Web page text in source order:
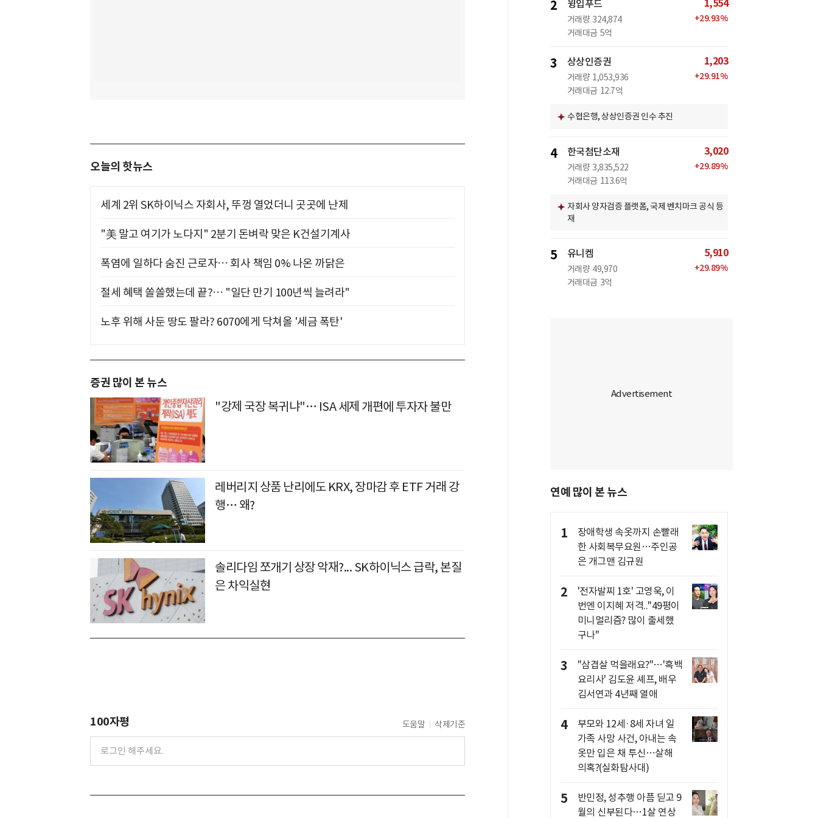
오늘의 핫뉴스
세계 2위 SK하이닉스 자회사, 뚜껑 열었더니 곳곳에 난제
"美 말고 여기가 노다지" 2분기 돈벼락 맞은 K건설기계사
폭염에 일하다 숨진 근로자… 회사 책임 0% 나온 까닭은
절세 혜택 쏠쏠했는데 끝?… "일단 만기 100년씩 늘려라"
노후 위해 사둔 땅도 팔라? 6070에게 닥쳐올 '세금 폭탄'
증권 많이 본 뉴스
"강제 국장 복귀냐"… ISA 세제 개편에 투자자 불만
레버리지 상품 난리에도 KRX, 장마감 후 ETF 거래 강
행… 왜?
솔리다임 쪼개기 상장 악재?... SK하이닉스 급락, 본질
은 차익실현
100자평 도움말 삭제기준
2 윙입푸드
거래량 324,874
거래대금 5억
1,554
+29.93%
3 상상인증권
거래량 1,053,936
거래대금 12.7억
1,203
+29.91%
수협은행, 상상인증권 인수 추진
4 한국첨단소재
거래량 3,835,522
거래대금 113.6억
3,020
+29.89%
자회사 양자검증 플랫폼, 국제 벤치마크 공식 등
재
5 유니켐
거래량 49,970
거래대금 3억
5,910
+29.89%
연예 많이 본 뉴스
1
장애학생 속옷까지 손빨래
한 사회복무요원…주인공
은 개그맨 김규원
2
'전자발찌 1호' 고영욱, 이
번엔 이지혜 저격.."49평이
미니멀리즘? 많이 출세했
구나"
3
"삼겹살 먹을래요?"…'흑백
요리사' 김도윤 셰프, 배우
김서연과 4년째 열애
4
부모와 12세·8세 자녀 일
가족 사망 사건, 아내는 속
옷만 입은 채 투신…살해
의혹?(실화탐사대)
5
반민정, 성추행 아픔 딛고 9
월의 신부된다…1살 연상